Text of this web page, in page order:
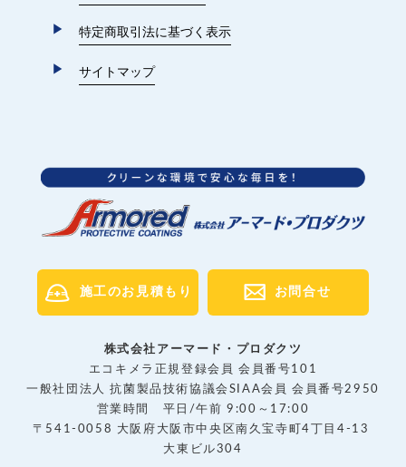
施工のお見積もり お問合せ
株式会社アーマード・プロダクツ
エコキメラ正規登録会員 会員番号101
一般社団法人 抗菌製品技術協議会SIAA会員 会員番号2950
営業時間 平日/午前 9:00～17:00
〒541-0058 大阪府大阪市中央区南久宝寺町4丁目4-13
大東ビル304
特定商取引法に基づく表示
サイトマップ